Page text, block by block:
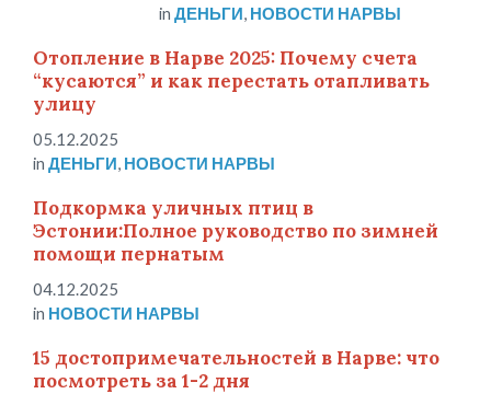
in ДЕНЬГИ НОВОСТИ НАРВЫ
Отопление в Нарве 2025: Почему счета
“кусаются” и как перестать отапливать
улицу
05.12.2025
in ДЕНЬГИ НОВОСТИ НАРВЫ
Подкормка уличных птиц в
Эстонии:Полное руководство по зимней
помощи пернатым
04.12.2025
in НОВОСТИ НАРВЫ
15 достопримечательностей в Нарве: что
посмотреть за 1-2 дня